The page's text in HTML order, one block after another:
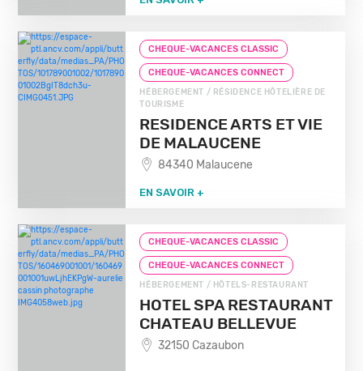
CHEQUE-VACANCES CLASSIC
CHEQUE-VACANCES CONNECT
HÉBERGEMENT / RÉSIDENCE HÔTELIÈRE DE
TOURISME
RESIDENCE ARTS ET VIE
DE MALAUCENE
84340 Malaucene
EN SAVOIR +
CHEQUE-VACANCES CLASSIC
CHEQUE-VACANCES CONNECT
HÉBERGEMENT / HÔTELS-RESTAURANT
HOTEL SPA RESTAURANT
CHATEAU BELLEVUE
32150 Cazaubon